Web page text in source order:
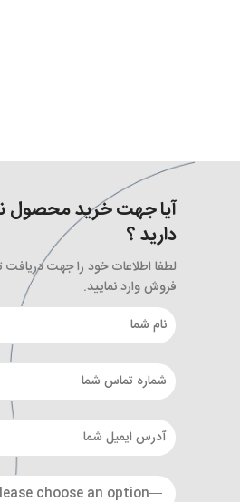
آیا جهت خرید محصول
دارید ؟
لطفا اطلاعات خود را جهت
فروش وارد نمایید.